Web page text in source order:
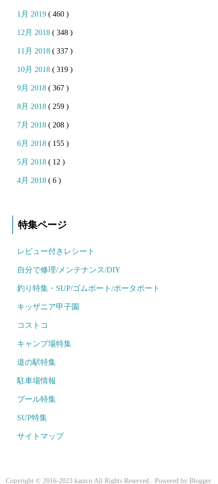
1月 2019( 460 )
12月 2018( 348 )
11月 2018( 337 )
10月 2018( 319 )
9月 2018( 367 )
8月 2018( 259 )
7月 2018( 208 )
6月 2018( 155 )
5月 2018( 12 )
4月 2018( 6 )
特集ページ
レビュー付きレシート
自分で修理/メンテナンス/DIY
釣り特集・SUP/ゴムボート/ポータボート
キッザニア甲子園
コストコ
キャンプ場特集
道の駅特集
駐車場情報
プール特集
SUP特集
サイトマップ
Copyright © 2016-2023 kautco All Rights Reserved.. Powered by Blogger.